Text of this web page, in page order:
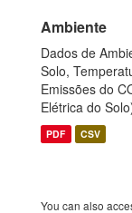
Ambiente
Dados de
Solo,
Emissões do
Elétrica do
PDF CSV
You can also